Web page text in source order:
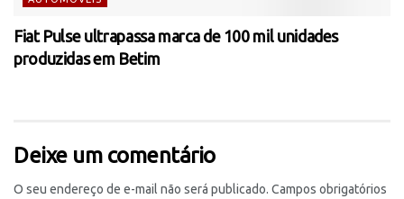
Fiat Pulse ultrapassa marca de 100 mil unidades
produzidas em Betim
Deixe um comentário
O seu endereço de e-mail não será publicado. Campos obrigatórios